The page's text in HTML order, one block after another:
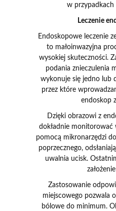
w
Leczenie
Endoskopowe leczenie
to małoinwazyjna
wysokiej skuteczności.
podania znieczulenia
wykonuje się jedno lub
przez które
endoskop
Dzięki obrazowi z
dokładnie monitorować
pomocą mikronarzędzi
poprzecznego,
uwalnia ucisk.
Zastosowanie
miejscowego pozwala
bólowe do minimum.